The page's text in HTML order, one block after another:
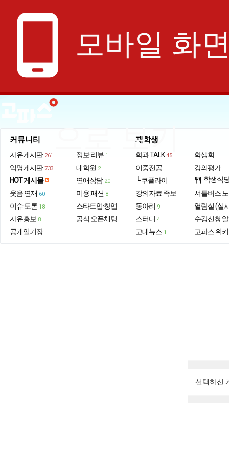
phone_android 모바일 화
으로 보기
커뮤니티
자유게시판 261
익명게시판 733
HOT 게시물
웃음·연재 60
이슈·토론 18
자유홍보 8
공개일기장
정보·리뷰 1
대학원 2
연애상담 20
미용·패션 8
스타트업·창업
공식 오픈채팅
재학생
학과 TALK 45
이중전공
└ 쿠플라이
강의자료·족보
동아리 9
스터디 4
고대뉴스 1
학생회
강의평가
restaurant 학생식
셔틀버스
열람실 (실
수강신청
고파스 위키
선택하신